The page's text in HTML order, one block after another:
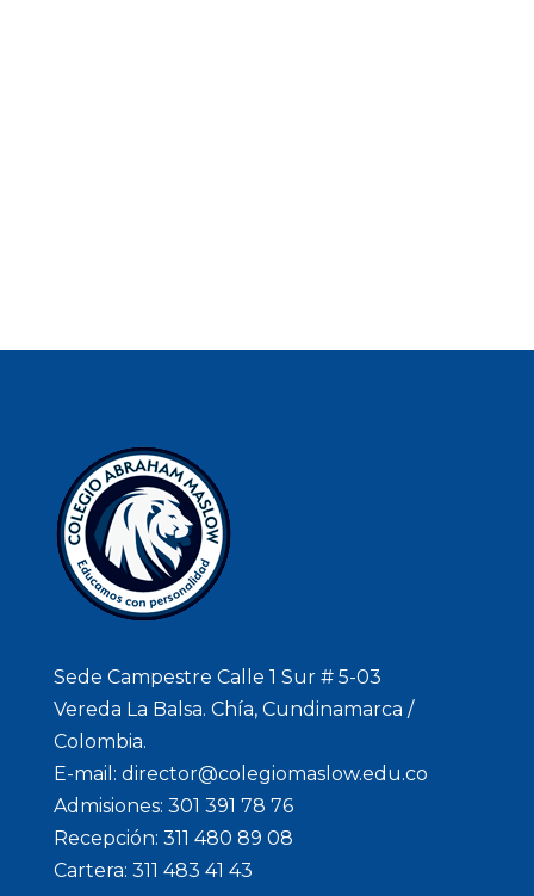
Sede Campestre Calle 1 Sur # 5-03
Vereda La Balsa. Chía, Cundinamarca /
Colombia.
E-mail: director@colegiomaslow.edu.co
Admisiones: 301 391 78 76
Recepción: 311 480 89 08
Cartera: 311 483 41 43